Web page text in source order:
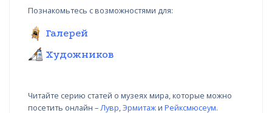
Познакомьтесь с возможностями для:
Галерей
Художников
Читайте серию статей о музеях мира, которые можно
посетить онлайн –Лувр,Эрмитажи Рейксмюсеум.